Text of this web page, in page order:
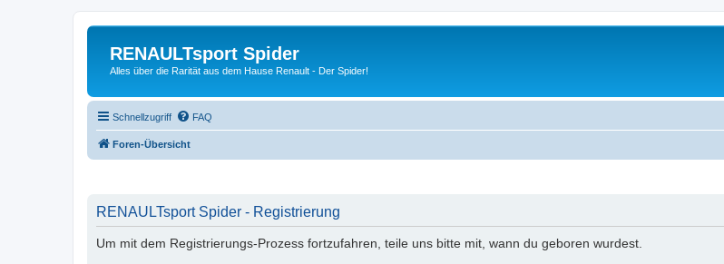
RENAULTsport Spider
Alles über die Rarität aus dem Hause Renault - Der Spider!
Schnellzugriff FAQ
Foren-Übersicht
RENAULTsport Spider - Registrierung
Um mit dem Registrierungs-Prozess fortzufahren, teile uns bitte mit, wann du geboren wurdest.